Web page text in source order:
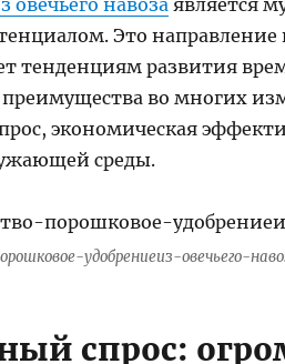
овечьего навозаявляется
Это направление
тенденциям развития
во многих
экономическая
среды.
удобрениеиз-овечьего-
спрос: